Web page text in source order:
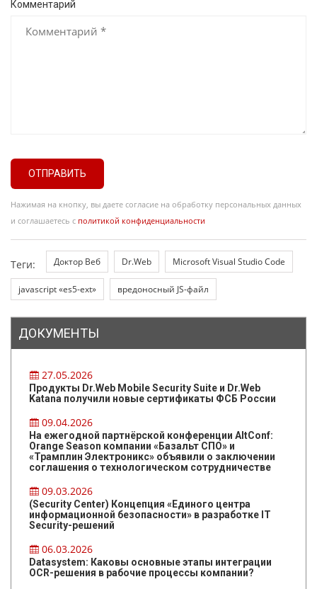
Комментарий
ОТПРАВИТЬ
Нажимая на кнопку, вы даете согласие на обработку персональных данных
и соглашаетесь с политикой конфиденциальности
Теги: Доктор Веб Dr.Web Microsoft Visual Studio Code
javascript «es5-ext» вредоносный JS-файл
ДОКУМЕНТЫ
27.05.2026
Продукты Dr.Web Mobile Security Suite и Dr.Web
Katana получили новые сертификаты ФСБ России
09.04.2026
На ежегодной партнёрской конференции AltConf:
Orange Season компании «Базальт СПО» и
«Трамплин Электроникс» объявили о заключении
соглашения о технологическом сотрудничестве
09.03.2026
(Security Center) Концепция «Единого центра
информационной безопасности» в разработке IT
Security-решений
06.03.2026
Datasystem: Каковы основные этапы интеграции
OCR-решения в рабочие процессы компании?